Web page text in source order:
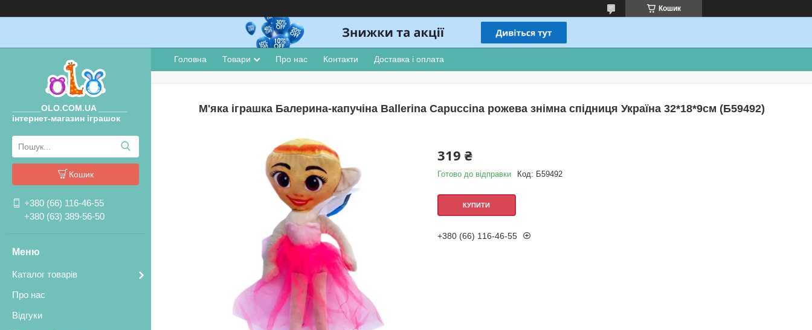
Кошик
______OLO.COM.UA ______
інтернет-магазин іграшок
Кошик
+380 (66) 116-46-55
+380 (63) 389-56-50
Каталог товарів
Про нас
Відгуки
Головна Товари Про нас Контакти Доставка і оплата
М'яка іграшка Балерина-капучіна Ballerina Capuccina рожева знімна спідниця Україна 32*18*9см (Б59492)
319 ₴
Готово до відправки Код: Б59492
КУПИТИ
+380 (66) 116-46-55